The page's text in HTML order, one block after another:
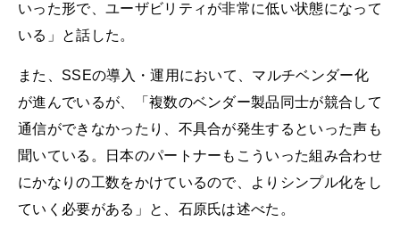
いった形で、ユーザビリティが非常に低い状態になって
いる」と話した。
また、SSEの導入・運用において、マルチベンダー化
が進んでいるが、「複数のベンダー製品同士が競合して
通信ができなかったり、不具合が発生するといった声も
聞いている。日本のパートナーもこういった組み合わせ
にかなりの工数をかけているので、よりシンプル化をし
ていく必要がある」と、石原氏は述べた。